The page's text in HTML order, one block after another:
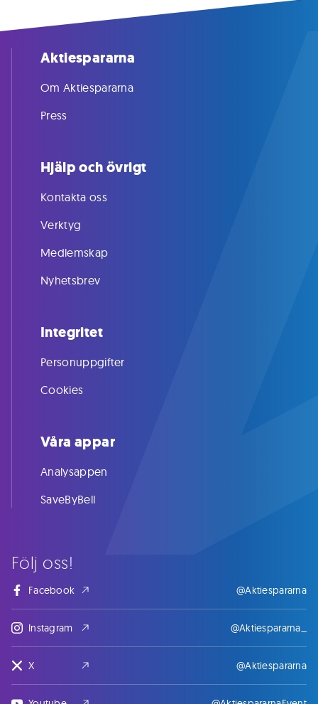
Följ oss!
Facebook @Aktiespararna
Instagram @Aktiespararna_
X @Aktiespararna
Aktiespararna
Om Aktiespararna
Press
Hjälp och övrigt
Kontakta oss
Verktyg
Medlemskap
Nyhetsbrev
Integritet
Personuppgifter
Cookies
Våra appar
Analysappen
SaveByBell